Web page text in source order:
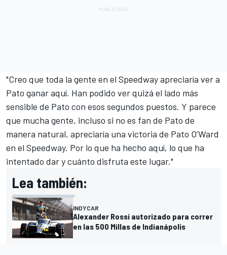
"Creo que toda la gente en el Speedway apreciaría ver a
Pato ganar aquí. Han podido ver quizá el lado más
sensible de Pato con esos segundos puestos. Y parece
que mucha gente, incluso si no es fan de Pato de
manera natural, apreciaría una victoria de Pato O'Ward
en el Speedway. Por lo que ha hecho aquí, lo que ha
intentado dar y cuánto disfruta este lugar."
Lea también:
INDYCAR
Alexander Rossi autorizado para correr
en las 500 Millas de Indianápolis